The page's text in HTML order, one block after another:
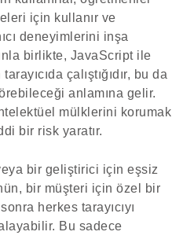
için kullanır ve
deneyimlerini inşa
birlikte, JavaScript ile
çalıştığıdır, bu da
anlamına gelir.
mülklerini korumak
bir risk yaratır.
bir geliştirici için eşsiz
bir müşteri için özel bir
herkes tarayıcıyı
Bu sadece